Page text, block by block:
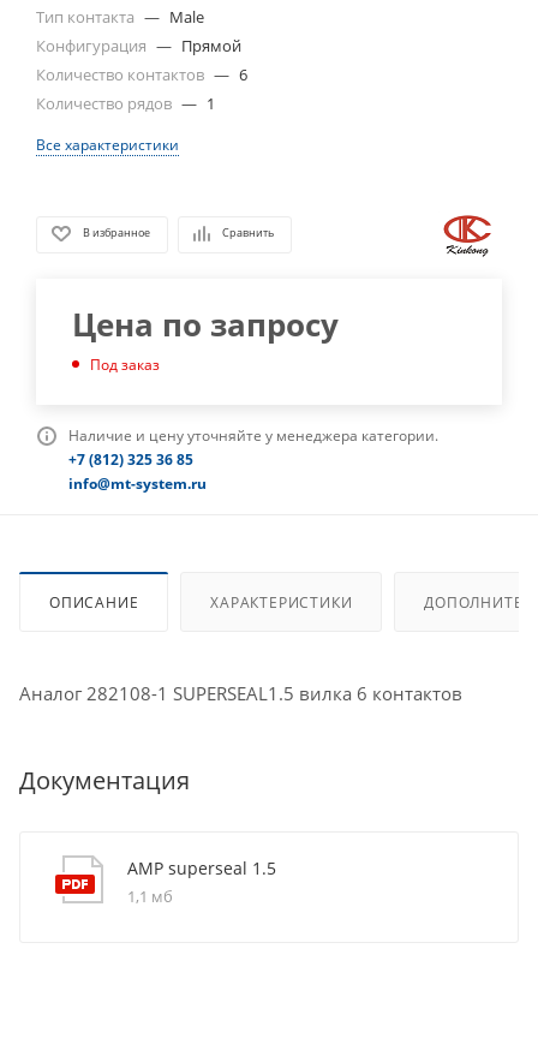
Тип контакта — Male
Конфигурация — Прямой
Количество контактов — 6
Количество рядов — 1
Все характеристики
В избранное Сравнить
Цена по запросу
Под заказ
Наличие и цену уточняйте у менеджера категории.
+7 (812) 325 36 85
info@mt-system.ru
ОПИСАНИЕ ХАРАКТЕРИСТИКИ
Аналог 282108-1 SUPERSEAL1.5 вилка 6 контактов
Документация
AMP superseal 1.5
1,1 мб